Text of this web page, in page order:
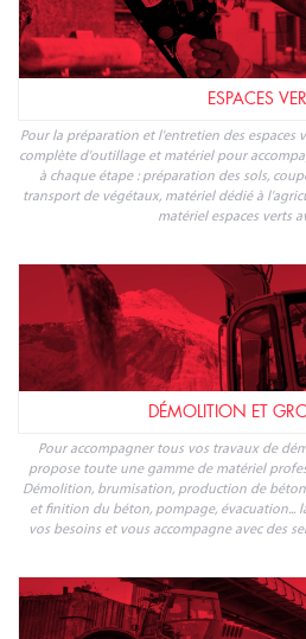
ESPACES
Pour la préparation et l'entretien des espaces
complète d'outillage et matériel pour
à chaque étape : préparation des sols,
transport de végétaux, matériel dédié à
matériel espaces verts
DÉMOLITION ET
Pour accompagner tous vos travaux de
propose toute une gamme de matériel
Démolition, brumisation, production de
et finition du béton, pompage, évacuation...
vos besoins et vous accompagne avec des